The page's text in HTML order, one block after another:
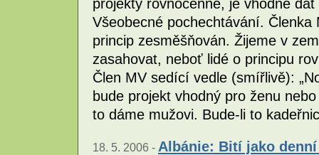
projekty rovnocenné, je vhodné
Všeobecné pochechtávání. Členka
princip zesměšňován. Žijeme v
zasahovat, neboť lidé o principu
Člen MV sedící vedle (smířlivě):
bude projekt vhodný pro ženu
to dáme mužovi. Bude-li to
18. 5. 2006 - Albánie: Bití jako